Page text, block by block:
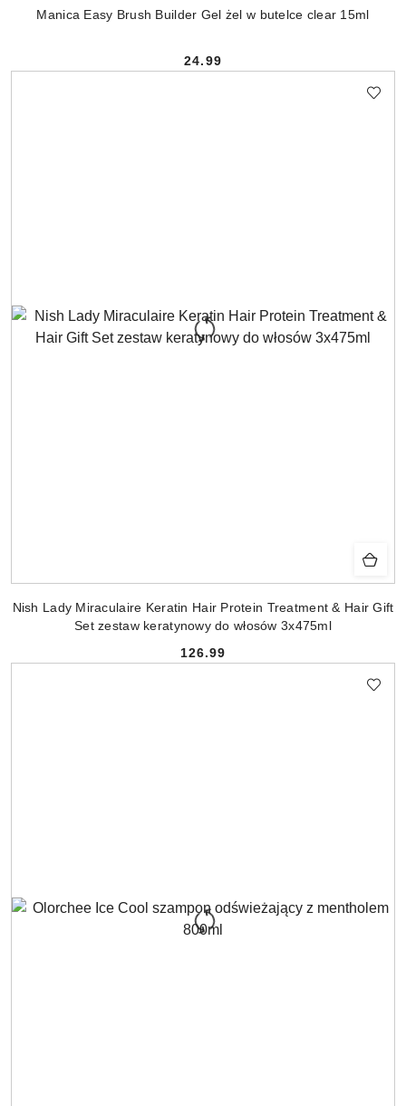
Manica Easy Brush Builder Gel żel w butelce clear 15ml
Cena:
24.99
Nish Lady Miraculaire Keratin Hair Protein Treatment & Hair Gift
Set zestaw keratynowy do włosów 3x475ml
Cena:
126.99